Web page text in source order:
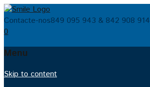
Contacte-nos849 095 943 & 842 908 914
0
Menu
Skip to content